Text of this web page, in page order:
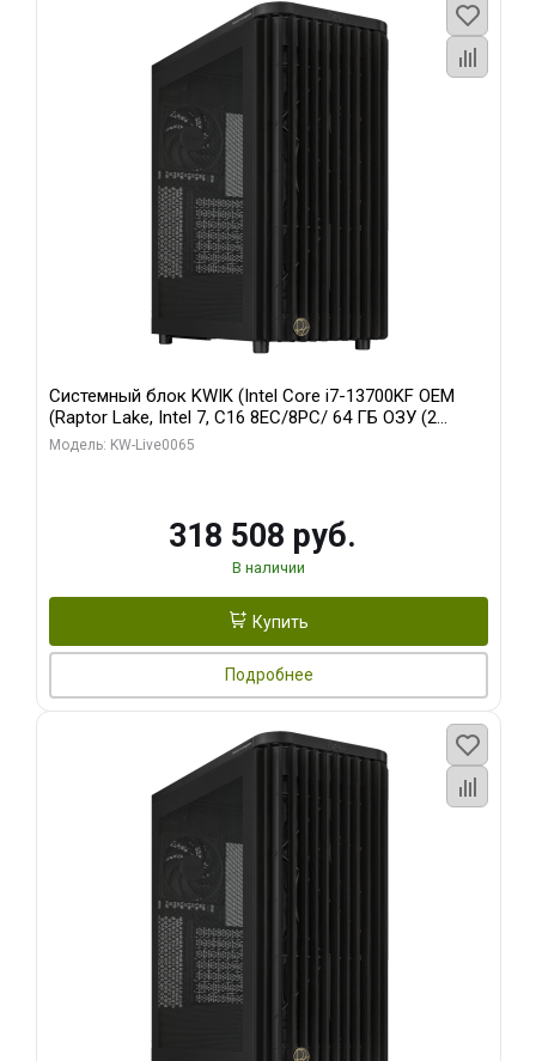
Системный блок KWIK (Intel Core i7-13700KF OEM
(Raptor Lake, Intel 7, C16 8EC/8PC/ 64 ГБ ОЗУ (2
модуля)/ ASUS RTX5080 PROART OC 16GB GDDR7
Модель: KW-Live0065
318 508 руб.
В наличии
Купить
Подробнее